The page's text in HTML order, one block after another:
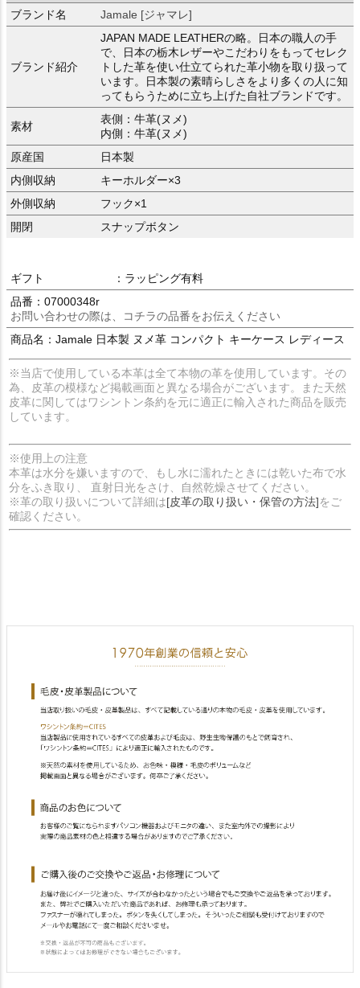
ブランド名
Jamale [ジャマレ]
ブランド紹介
JAPAN MADE LEATHERの略。日本の職人の手
で、日本の栃木レザーやこだわりをもってセレク
トした革を使い仕立てられた革小物を取り扱って
います。日本製の素晴らしさをより多くの人に知
ってもらうために立ち上げた自社ブランドです。
素材
表側：牛革(ヌメ)
内側：牛革(ヌメ)
原産国
日本製
内側収納
キーホルダー×3
外側収納
フック×1
開閉
スナップボタン
ギフト
：ラッピング有料
品番：07000348r
お問い合わせの際は、コチラの品番をお伝えください
商品名：Jamale 日本製 ヌメ革 コンパクト キーケース レディース
※当店で使用している本革は全て本物の革を使用しています。その
為、皮革の模様など掲載画面と異なる場合がございます。また天然
皮革に関してはワシントン条約を元に適正に輸入された商品を販売
しています。
※使用上の注意
本革は水分を嫌いますので、もし水に濡れたときには乾いた布で水
分をふき取り、 直射日光をさけ、自然乾燥させてください。
※革の取り扱いについて詳細は[皮革の取り扱い・保管の方法]をご
確認ください。